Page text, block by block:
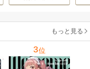
の
れ
メ
もっと見る
3位